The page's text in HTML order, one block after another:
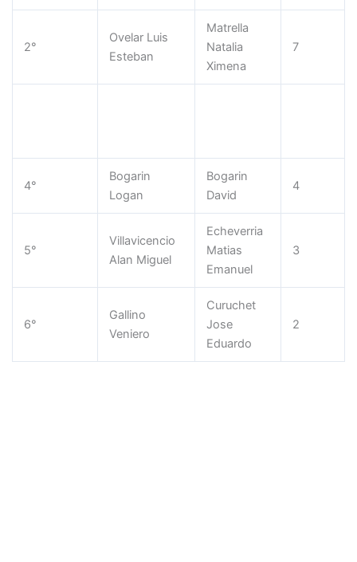
2°
Ovelar Luis
Esteban
Matrella
Natalia
Ximena
7
4°
Bogarin
Logan
Bogarin
David
4
5°
Villavicencio
Alan Miguel
Echeverria
Matias
Emanuel
3
6°
Gallino
Veniero
Curuchet
Jose
Eduardo
2